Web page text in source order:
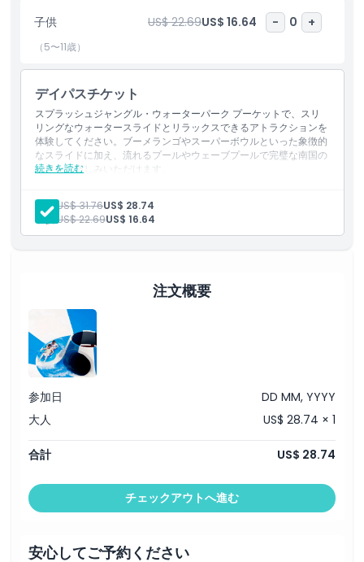
シュジャングルはスリル満点のライド、静かな癒し、南国の雰囲気
を組み合わせた忘れられないプーケット体験を提供します。
含まれるもの
子供／大人ポリシー
除外事項
注意事項
場所
引換方法
キャンセルポリシー
子供 US$ 22.69US$ 16.64 - 0 +
（5〜11歳）
デイパスチケット
スプラッシュジャングル・ウォーターパーク プーケットで、スリ
リングなウォータースライドとリラックスできるアトラクションを
体験してください。ブーメランゴやスーパーボウルといった象徴的
なスライドに加え、流れるプールやウェーブプールで完璧な南国の
一日をお楽しみいただけます。
続きを読む
送迎、ロッカー
個人的な費用
大人: US$ 31.76US$ 28.74
子供:
US$ 22.69US$ 16.64
注文概要
参加日
DD MM, YYYY
大人
US$ 28.74 × 1
合計 US$ 28.74
チェックアウトへ進む
安心してご予約ください